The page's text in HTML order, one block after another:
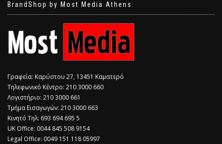
BrandShop by Most Media Athens
Γραφεία: Καρύστου 27, 13451 Καματερό
Τηλεφωνικό Κέντρο: 210 3000 660
Λογιστήριο: 210 3000 661
Τμήμα Εισαγωγών: 210 3000 663
Κινητό Τηλ: 693 694 695 5
​UK Office: 0044 845 508 9154
Legal Office: 0049 151 118 05997